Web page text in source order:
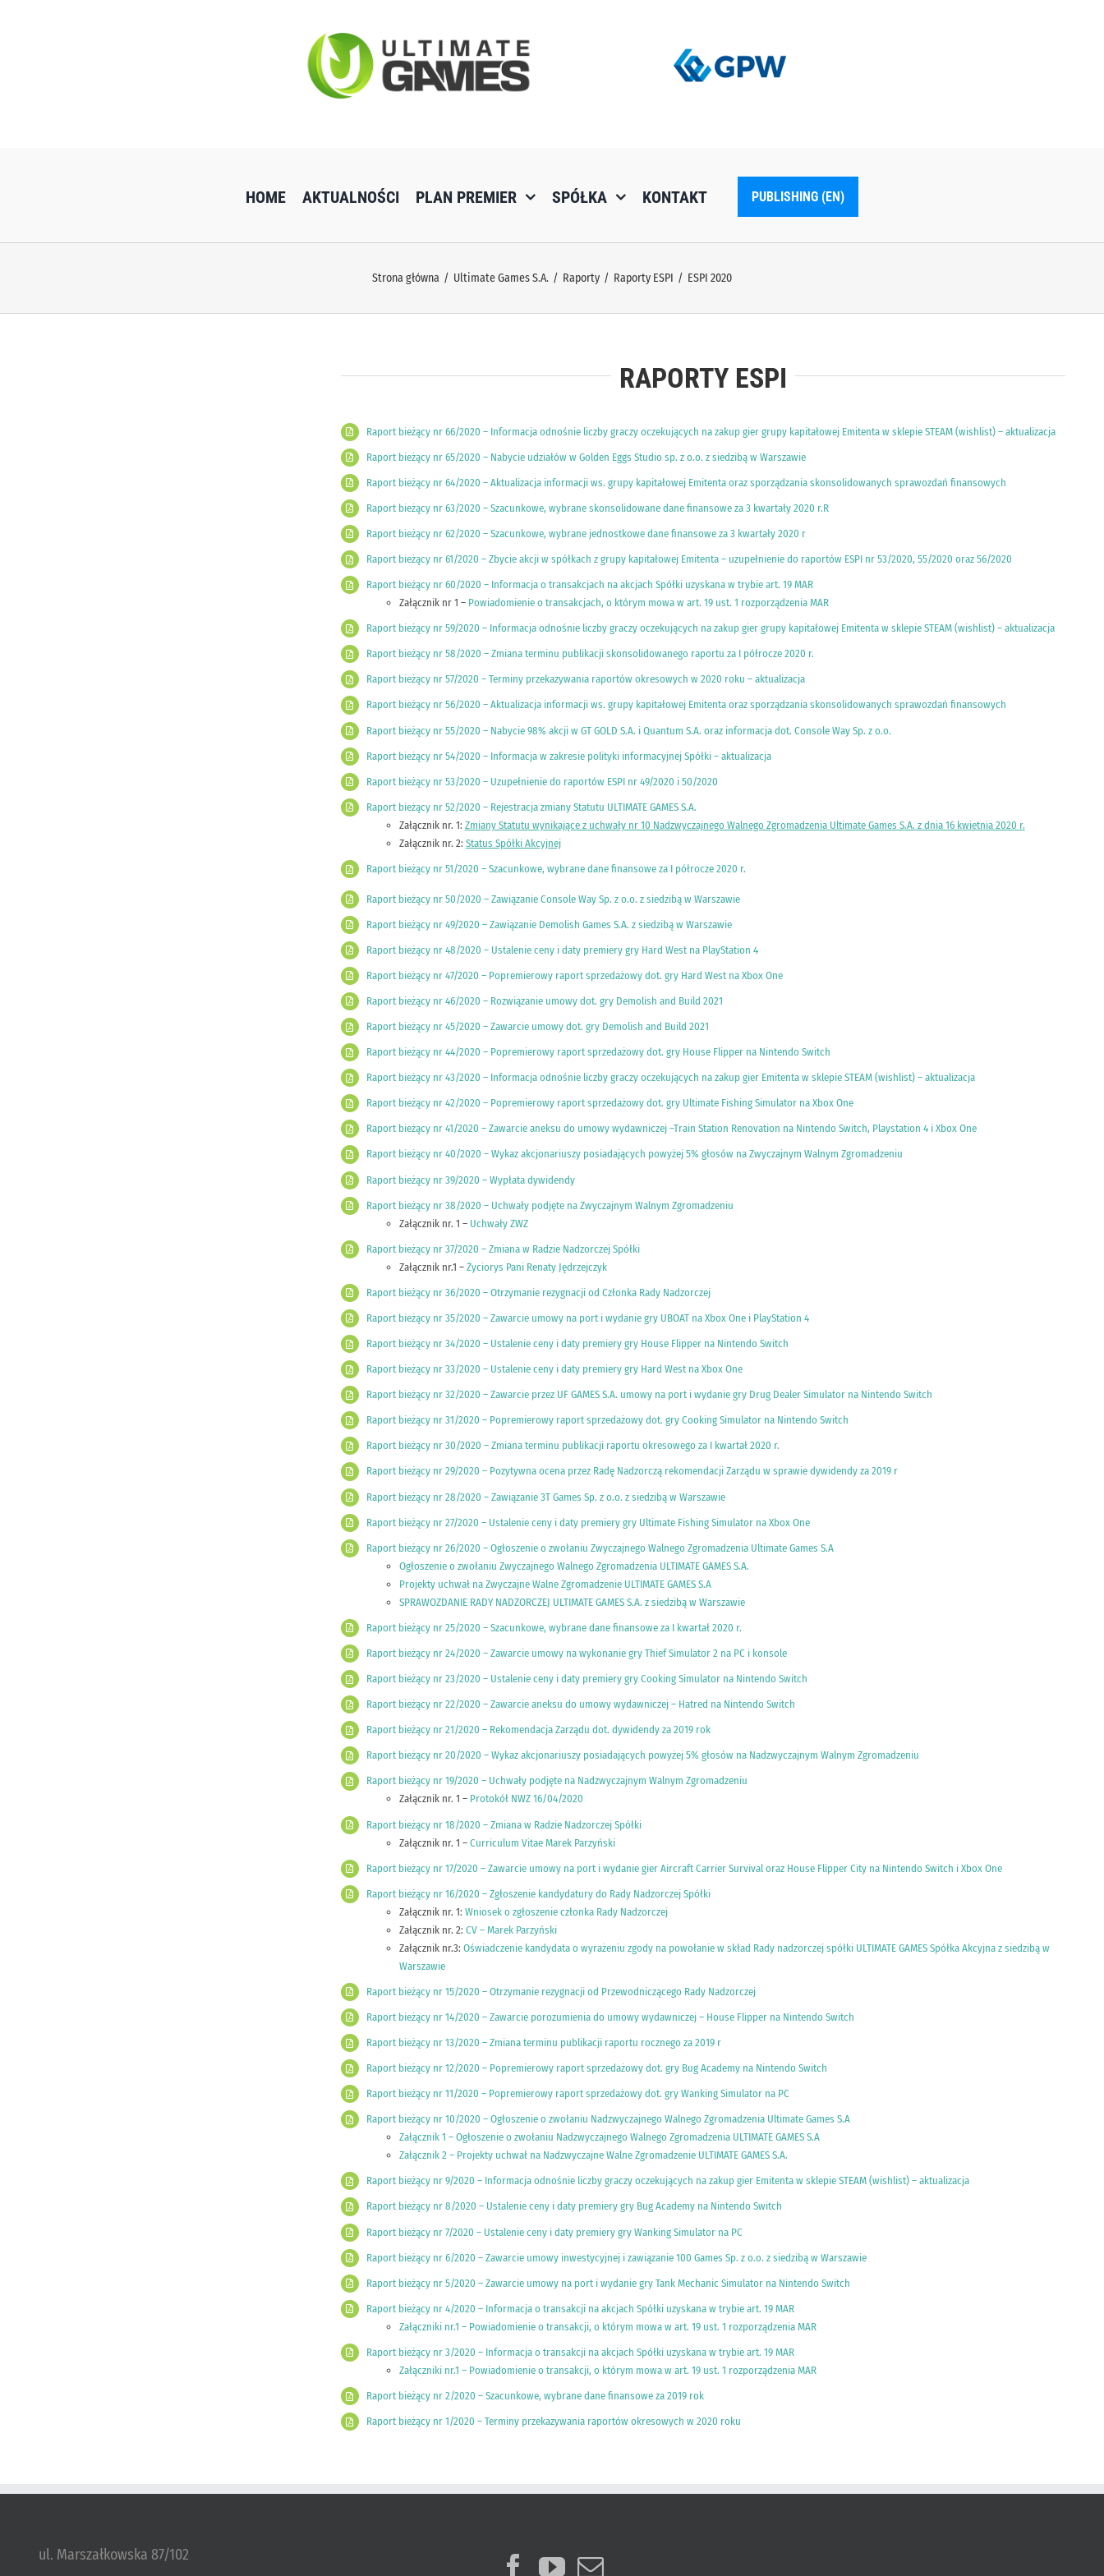
HOME AKTUALNOŚCI PLAN PREMIER SPÓŁKA KONTAKT PUBLISHING (EN)
Strona główna Ultimate Games S.A. Raporty Raporty ESPI ESPI 2020
RAPORTY ESPI
Raport bieżący nr 66/2020 – Informacja odnośnie liczby graczy oczekujących na zakup gier grupy kapitałowej Emitenta w sklepie STEAM (wishlist) – aktualizacja
Raport bieżący nr 65/2020 – Nabycie udziałów w Golden Eggs Studio sp. z o.o. z siedzibą w Warszawie
Raport bieżący nr 64/2020 – Aktualizacja informacji ws. grupy kapitałowej Emitenta oraz sporządzania skonsolidowanych sprawozdań finansowych
Raport bieżący nr 63/2020 – Szacunkowe, wybrane skonsolidowane dane finansowe za 3 kwartały 2020 r.R
Raport bieżący nr 62/2020 – Szacunkowe, wybrane jednostkowe dane finansowe za 3 kwartały 2020 r
Raport bieżący nr 61/2020 – Zbycie akcji w spółkach z grupy kapitałowej Emitenta – uzupełnienie do raportów ESPI nr 53/2020, 55/2020 oraz 56/2020
Raport bieżący nr 60/2020 – Informacja o transakcjach na akcjach Spółki uzyskana w trybie art. 19 MAR
Załącznik nr 1 – Powiadomienie o transakcjach, o którym mowa w art. 19 ust. 1 rozporządzenia MAR
Raport bieżący nr 59/2020 – Informacja odnośnie liczby graczy oczekujących na zakup gier grupy kapitałowej Emitenta w sklepie STEAM (wishlist) – aktualizacja
Raport bieżący nr 58/2020 – Zmiana terminu publikacji skonsolidowanego raportu za I półrocze 2020 r.
Raport bieżący nr 57/2020 – Terminy przekazywania raportów okresowych w 2020 roku – aktualizacja
Raport bieżący nr 56/2020 – Aktualizacja informacji ws. grupy kapitałowej Emitenta oraz sporządzania skonsolidowanych sprawozdań finansowych
Raport bieżący nr 55/2020 – Nabycie 98% akcji w GT GOLD S.A. i Quantum S.A. oraz informacja dot. Console Way Sp. z o.o.
Raport bieżący nr 54/2020 – Informacja w zakresie polityki informacyjnej Spółki – aktualizacja
Raport bieżący nr 53/2020 – Uzupełnienie do raportów ESPI nr 49/2020 i 50/2020
Raport bieżący nr 52/2020 – Rejestracja zmiany Statutu ULTIMATE GAMES S.A.
Załącznik nr. 1: Zmiany Statutu wynikające z uchwały nr 10 Nadzwyczajnego Walnego Zgromadzenia Ultimate Games S.A. z dnia 16 kwietnia 2020 r.
Załącznik nr. 2: Status Spółki Akcyjnej
Raport bieżący nr 51/2020 – Szacunkowe, wybrane dane finansowe za I półrocze 2020 r.
Raport bieżący nr 50/2020 – Zawiązanie Console Way Sp. z o.o. z siedzibą w Warszawie
Raport bieżący nr 49/2020 – Zawiązanie Demolish Games S.A. z siedzibą w Warszawie
Raport bieżący nr 48/2020 – Ustalenie ceny i daty premiery gry Hard West na PlayStation 4
Raport bieżący nr 47/2020 – Popremierowy raport sprzedażowy dot. gry Hard West na Xbox One
Raport bieżący nr 46/2020 – Rozwiązanie umowy dot. gry Demolish and Build 2021
Raport bieżący nr 45/2020 – Zawarcie umowy dot. gry Demolish and Build 2021
Raport bieżący nr 44/2020 – Popremierowy raport sprzedażowy dot. gry House Flipper na Nintendo Switch
Raport bieżący nr 43/2020 – Informacja odnośnie liczby graczy oczekujących na zakup gier Emitenta w sklepie STEAM (wishlist) – aktualizacja
Raport bieżący nr 42/2020 – Popremierowy raport sprzedażowy dot. gry Ultimate Fishing Simulator na Xbox One
Raport bieżący nr 41/2020 – Zawarcie aneksu do umowy wydawniczej –Train Station Renovation na Nintendo Switch, Playstation 4 i Xbox One
Raport bieżący nr 40/2020 – Wykaz akcjonariuszy posiadających powyżej 5% głosów na Zwyczajnym Walnym Zgromadzeniu
Raport bieżący nr 39/2020 – Wypłata dywidendy
Raport bieżący nr 38/2020 – Uchwały podjęte na Zwyczajnym Walnym Zgromadzeniu
Załącznik nr. 1 – Uchwały ZWZ
Raport bieżący nr 37/2020 – Zmiana w Radzie Nadzorczej Spółki
Załącznik nr.1 –Życiorys Pani Renaty Jędrzejczyk
Raport bieżący nr 36/2020 – Otrzymanie rezygnacji od Członka Rady Nadzorczej
Raport bieżący nr 35/2020 – Zawarcie umowy na port i wydanie gry UBOAT na Xbox One i PlayStation 4
Raport bieżący nr 34/2020 – Ustalenie ceny i daty premiery gry House Flipper na Nintendo Switch
Raport bieżący nr 33/2020 – Ustalenie ceny i daty premiery gry Hard West na Xbox One
Raport bieżący nr 32/2020 – Zawarcie przez UF GAMES S.A. umowy na port i wydanie gry Drug Dealer Simulator na Nintendo Switch
Raport bieżący nr 31/2020 – Popremierowy raport sprzedażowy dot. gry Cooking Simulator na Nintendo Switch
Raport bieżący nr 30/2020 – Zmiana terminu publikacji raportu okresowego za I kwartał 2020 r.
Raport bieżący nr 29/2020 – Pozytywna ocena przez Radę Nadzorczą rekomendacji Zarządu w sprawie dywidendy za 2019 r
Raport bieżący nr 28/2020 – Zawiązanie 3T Games Sp. z o.o. z siedzibą w Warszawie
Raport bieżący nr 27/2020 – Ustalenie ceny i daty premiery gry Ultimate Fishing Simulator na Xbox One
Raport bieżący nr 26/2020 – Ogłoszenie o zwołaniu Zwyczajnego Walnego Zgromadzenia Ultimate Games S.A
Ogłoszenie o zwołaniu Zwyczajnego Walnego Zgromadzenia ULTIMATE GAMES S.A.
Projekty uchwał na Zwyczajne Walne Zgromadzenie ULTIMATE GAMES S.A
SPRAWOZDANIE RADY NADZORCZEJ ULTIMATE GAMES S.A. z siedzibą w Warszawie
Raport bieżący nr 25/2020 – Szacunkowe, wybrane dane finansowe za I kwartał 2020 r.
Raport bieżący nr 24/2020 – Zawarcie umowy na wykonanie gry Thief Simulator 2 na PC i konsole
Raport bieżący nr 23/2020 – Ustalenie ceny i daty premiery gry Cooking Simulator na Nintendo Switch
Raport bieżący nr 22/2020 – Zawarcie aneksu do umowy wydawniczej – Hatred na Nintendo Switch
Raport bieżący nr 21/2020 – Rekomendacja Zarządu dot. dywidendy za 2019 rok
Raport bieżący nr 20/2020 – Wykaz akcjonariuszy posiadających powyżej 5% głosów na Nadzwyczajnym Walnym Zgromadzeniu
Raport bieżący nr 19/2020 – Uchwały podjęte na Nadzwyczajnym Walnym Zgromadzeniu
Załącznik nr. 1 – Protokół NWZ 16/04/2020
Raport bieżący nr 18/2020 – Zmiana w Radzie Nadzorczej Spółki
Załącznik nr. 1 – Curriculum Vitae Marek Parzyński
Raport bieżący nr 17/2020 – Zawarcie umowy na port i wydanie gier Aircraft Carrier Survival oraz House Flipper City na Nintendo Switch i Xbox One
Raport bieżący nr 16/2020 – Zgłoszenie kandydatury do Rady Nadzorczej Spółki
Załącznik nr. 1: Wniosek o zgłoszenie członka Rady Nadzorczej
Załącznik nr. 2: CV – Marek Parzyński
Załącznik nr.3: Oświadczenie kandydata o wyrażeniu zgody na powołanie w skład Rady nadzorczej spółki ULTIMATE GAMES Spółka Akcyjna z siedzibą w
Warszawie
Raport bieżący nr 15/2020 – Otrzymanie rezygnacji od Przewodniczącego Rady Nadzorczej
Raport bieżący nr 14/2020 – Zawarcie porozumienia do umowy wydawniczej – House Flipper na Nintendo Switch
Raport bieżący nr 13/2020 – Zmiana terminu publikacji raportu rocznego za 2019 r
Raport bieżący nr 12/2020 – Popremierowy raport sprzedażowy dot. gry Bug Academy na Nintendo Switch
Raport bieżący nr 11/2020 – Popremierowy raport sprzedażowy dot. gry Wanking Simulator na PC
Raport bieżący nr 10/2020 – Ogłoszenie o zwołaniu Nadzwyczajnego Walnego Zgromadzenia Ultimate Games S.A
Załącznik 1 – Ogłoszenie o zwołaniu Nadzwyczajnego Walnego Zgromadzenia ULTIMATE GAMES S.A
Załącznik 2 – Projekty uchwał na Nadzwyczajne Walne Zgromadzenie ULTIMATE GAMES S.A.
Raport bieżący nr 9/2020 – Informacja odnośnie liczby graczy oczekujących na zakup gier Emitenta w sklepie STEAM (wishlist) – aktualizacja
Raport bieżący nr 8/2020 – Ustalenie ceny i daty premiery gry Bug Academy na Nintendo Switch
Raport bieżący nr 7/2020 – Ustalenie ceny i daty premiery gry Wanking Simulator na PC
Raport bieżący nr 6/2020 – Zawarcie umowy inwestycyjnej i zawiązanie 100 Games Sp. z o.o. z siedzibą w Warszawie
Raport bieżący nr 5/2020 – Zawarcie umowy na port i wydanie gry Tank Mechanic Simulator na Nintendo Switch
Raport bieżący nr 4/2020 – Informacja o transakcji na akcjach Spółki uzyskana w trybie art. 19 MAR
Załączniki nr.1 – Powiadomienie o transakcji, o którym mowa w art. 19 ust. 1 rozporządzenia MAR
Raport bieżący nr 3/2020 – Informacja o transakcji na akcjach Spółki uzyskana w trybie art. 19 MAR
Załączniki nr.1 – Powiadomienie o transakcji, o którym mowa w art. 19 ust. 1 rozporządzenia MAR
Raport bieżący nr 2/2020 – Szacunkowe, wybrane dane finansowe za 2019 rok
Raport bieżący nr 1/2020 – Terminy przekazywania raportów okresowych w 2020 roku
ul. Marszałkowska 87/102